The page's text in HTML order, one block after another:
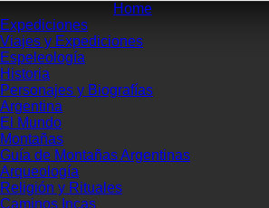
Home
Expediciones
Viajes y Expediciones
Espeleología
Historia
Personajes y Biografías
Argentina
El Mundo
Montañas
Guía de Montañas Argentinas
Arqueología
Religión y Rituales
Caminos Incas